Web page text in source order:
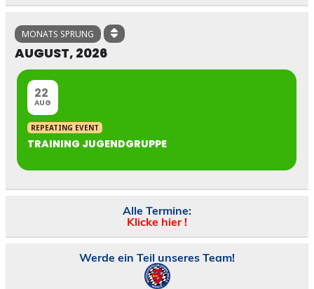
MONATS SPRUNG
AUGUST, 2026
22
AUG
REPEATING EVENT
TRAINING JUGENDGRUPPE
Alle Termine:
Klicke hier !
Werde ein Teil unseres Team!